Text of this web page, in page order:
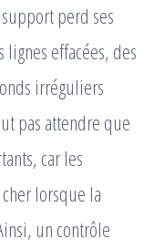
perd ses
effacées, des
irréguliers
pas attendre que
car les
lorsque la
un contrôle